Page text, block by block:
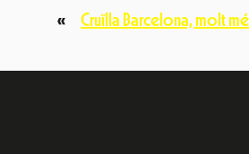
« Cruïlla Barcelona, molt